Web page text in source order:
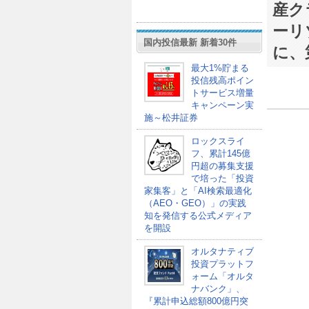
国内投信最新 新着30件
最大1%貯まる
投信残高ポイン
トサービス増量
キャンペーン実
施～松井証券
ロックスライ
フ、累計145億
円超の募集支援
で培った「投資
家集客」と「AI検索最適化
（AEO・GEO）」の実践
知を発信する公式メディア
を開設
オルタナティブ
投資プラットフ
ォーム「オルタ
ナバンク」、
『累計申込総額800億円突
産
ー
に